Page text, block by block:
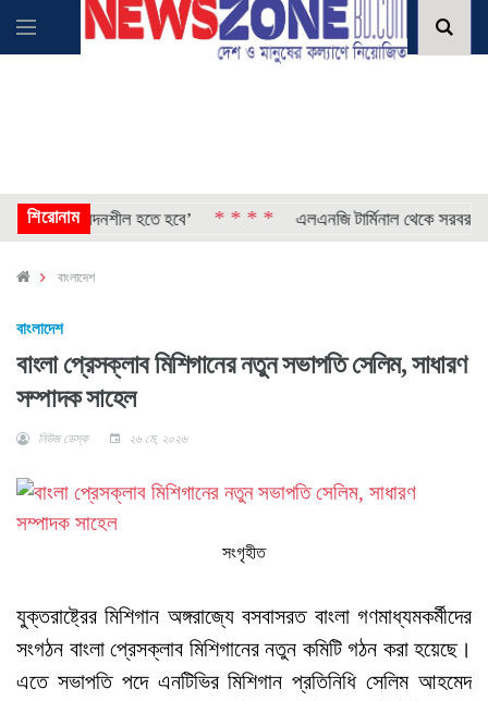
শিরোনাম
সংবেদনশীল হতে হবে’ * * * * এলএনজি টার্মিনাল থেকে সরবরাহ শুরু,
বাংলাদেশ
বাংলাদেশ
বাংলা প্রেসক্লাব মিশিগানের নতুন সভাপতি সেলিম, সাধারণ
সম্পাদক সাহেল
নিউজ ডেস্ক ২৬ মে, ২০২৬
সংগৃহীত
যুক্তরাষ্ট্রের মিশিগান অঙ্গরাজ্যে বসবাসরত বাংলা গণমাধ্যমকর্মীদের
সংগঠন বাংলা প্রেসক্লাব মিশিগানের নতুন কমিটি গঠন করা হয়েছে।
এতে সভাপতি পদে এনটিভির মিশিগান প্রতিনিধি সেলিম আহমেদ